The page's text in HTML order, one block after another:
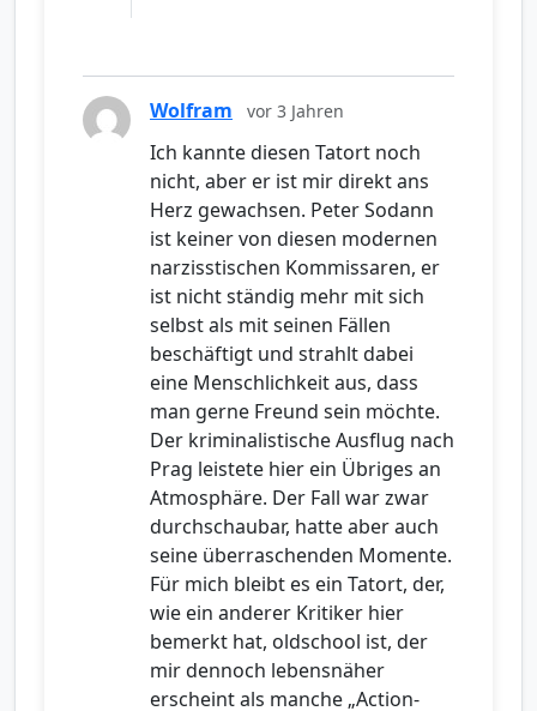
Wolfram vor 3 Jahren
Ich kannte diesen Tatort noch
nicht, aber er ist mir direkt ans
Herz gewachsen. Peter Sodann
ist keiner von diesen modernen
narzisstischen Kommissaren, er
ist nicht ständig mehr mit sich
selbst als mit seinen Fällen
beschäftigt und strahlt dabei
eine Menschlichkeit aus, dass
man gerne Freund sein möchte.
Der kriminalistische Ausflug nach
Prag leistete hier ein Übriges an
Atmosphäre. Der Fall war zwar
durchschaubar, hatte aber auch
seine überraschenden Momente.
Für mich bleibt es ein Tatort, der,
wie ein anderer Kritiker hier
bemerkt hat, oldschool ist, der
mir dennoch lebensnäher
erscheint als manche „Action-